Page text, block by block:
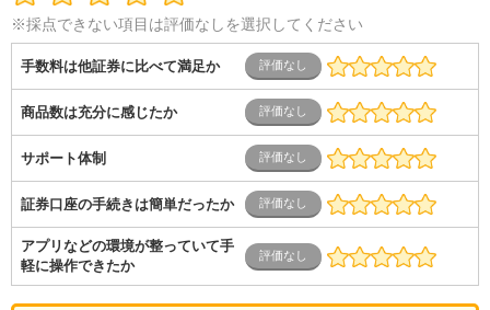
※採点できない項目は評価なしを選択してください
手数料は他証券に比べて満足か
商品数は充分に感じたか
サポート体制
証券口座の手続きは簡単だったか
アプリなどの環境が整っていて手
軽に操作できたか